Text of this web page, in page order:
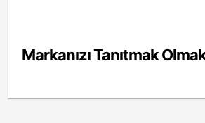
Markanızı Tanıtmak